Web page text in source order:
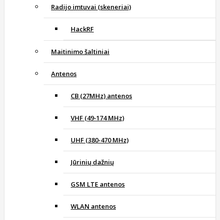
Radijo imtuvai (skeneriai)
HackRF
Maitinimo šaltiniai
Antenos
CB (27MHz) antenos
VHF (49-174 MHz)
UHF (380-470 MHz)
Jūrinių dažnių
GSM LTE antenos
WLAN antenos